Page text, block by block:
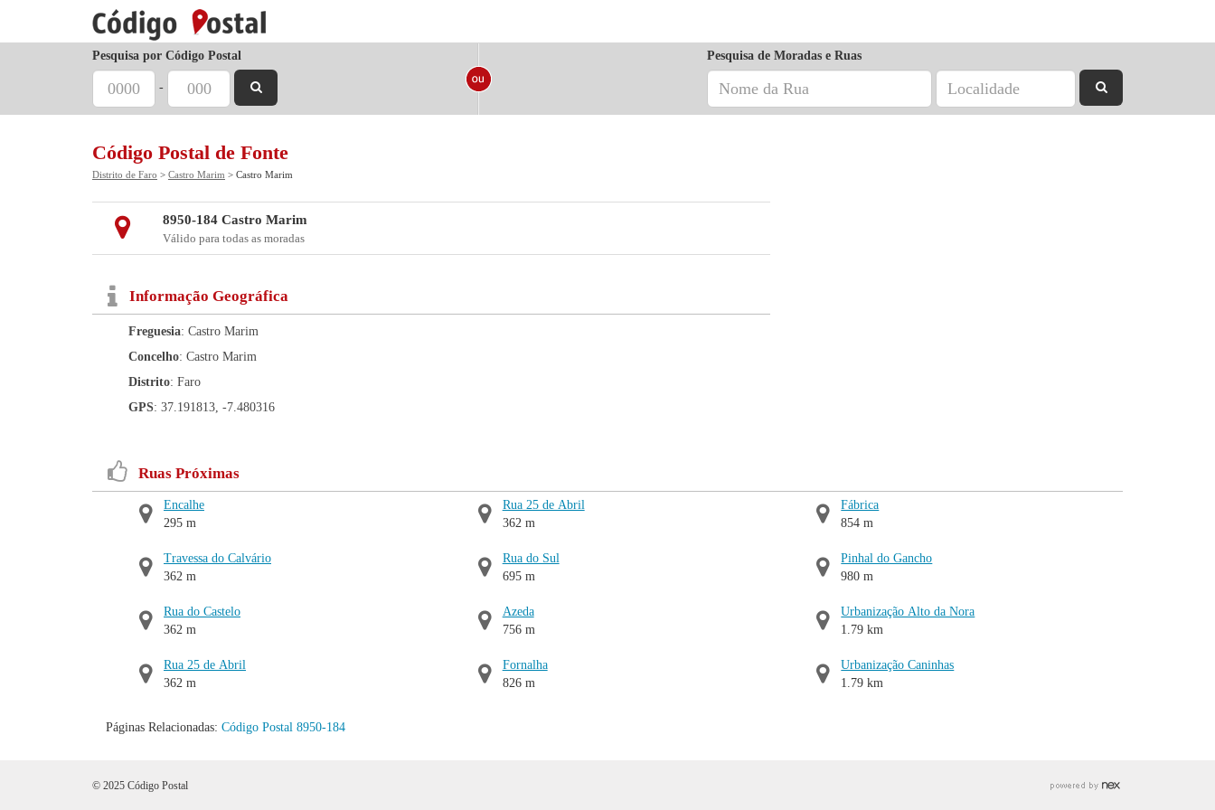
Pesquisa por Código Postal
-
Pesquisa de Moradas e Ruas
Código Postal de Fonte
Distrito de Faro > Castro Marim > Castro Marim
8950-184 Castro Marim
Válido para todas as moradas
Informação Geográfica
Freguesia: Castro Marim
Concelho: Castro Marim
Distrito: Faro
GPS: 37.191813, -7.480316
Ruas Próximas
Encalhe
295 m
Travessa do Calvário
362 m
Rua do Castelo
362 m
Rua 25 de Abril
362 m
Rua 25 de Abril
362 m
Rua do Sul
695 m
Azeda
756 m
Fornalha
826 m
Fábrica
854 m
Pinhal do Gancho
980 m
Urbanização Alto da Nora
1.79 km
Urbanização Caninhas
1.79 km
Páginas Relacionadas: Código Postal 8950-184
© 2025 Código Postal